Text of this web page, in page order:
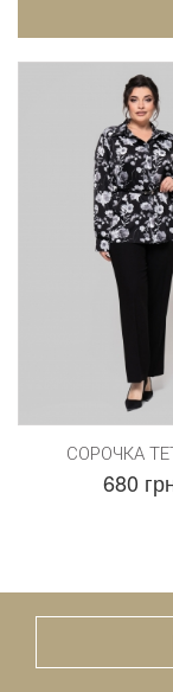
СОРОЧКА
680